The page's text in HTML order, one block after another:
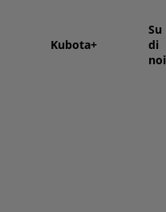
Kubota+
Su
di
noi